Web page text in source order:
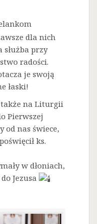
dla nich
przy
radości.
je swoją
łaski!
także na Liturgii
Pierwszej
od nas świece,
ks.
w dłoniach,
Jezusa